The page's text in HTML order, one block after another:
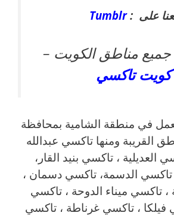
على :Tumblr
مناطق الكويت –
كويت تاكسي
في منطقة الشامية بمحافظة
العاصمة والمناطق القريبة ‎ومنها تاكسي عبدالله
العديلية ، تاكسي بنيد القار،
تاكسي الدسمة، تاكسي دسمان ،
تاكسي ميناء الدوحة ، تاكسي
فيلكا ، تاكسي غرناطة ، تاكسي